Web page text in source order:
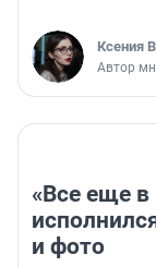
Ксения
Автор
«Все еще
и фото